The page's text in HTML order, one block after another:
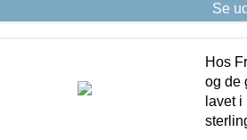
Se
Hos
og de
lavet